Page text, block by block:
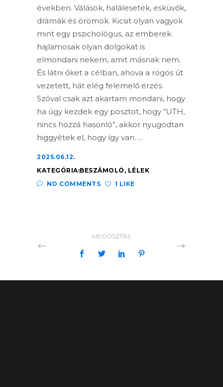
években. Válások, halálesetek, esküvők,
drámák és örömök. Kicsit olyan vagyok
mint egy pszichológus, az emberek
hajlamosak olyan dolgokat is
elmondani nekem, amit másnak nem.
És látni őket a célban, ahova a rögös út
vezetett, hát elég felemelő érzés.
Szóval csak azt akartam mondani, hogy
ha úgy kezdek egy posztot, hogy “UTH,
nincs hozzá hasonló”, akkor nyugodtan
higgyétek el, hogy így van…..
2025.06.12.
KATEGÓRIA:BESZÁMOLÓ , LÉLEK
NO COMMENTS
1 LIKE
MEGOSZTÁS